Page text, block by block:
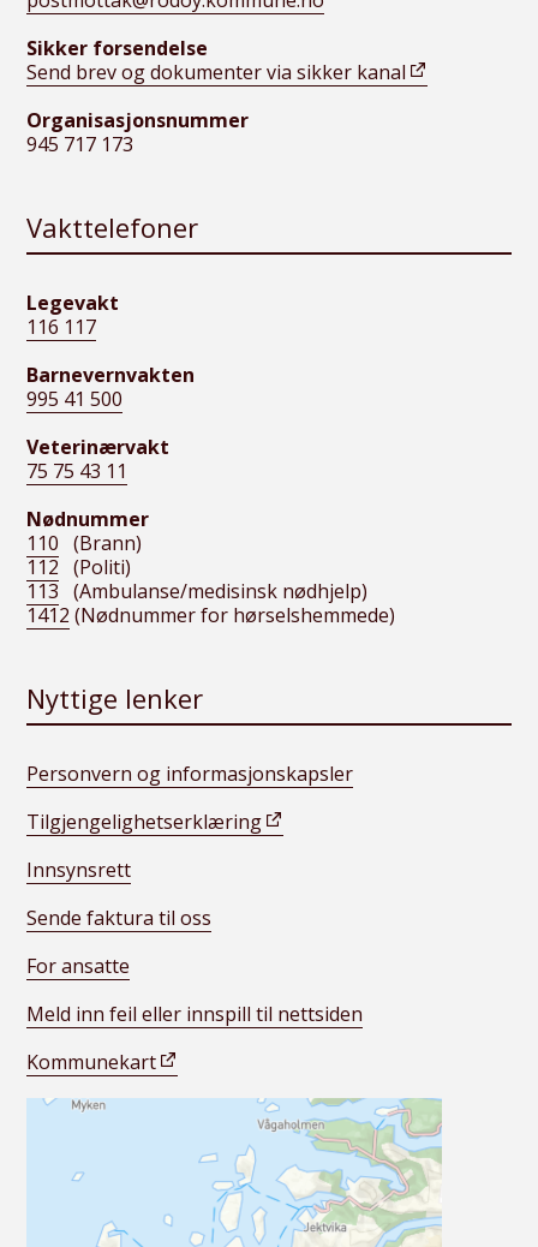
Sikker forsendelse
Send brev og dokumenter via sikker kanal
Organisasjonsnummer
945 717 173
Vakttelefoner
Legevakt
116 117
Barnevernvakten
995 41 500
Veterinærvakt
75 75 43 11
Nødnummer
110 (Brann)
112 (Politi)
113 (Ambulanse/medisinsk nødhjelp)
1412 (Nødnummer for hørselshemmede)
Nyttige lenker
Personvern og informasjonskapsler
Tilgjengelighetserklæring
Innsynsrett
Sende faktura til oss
For ansatte
Meld inn feil eller innspill til nettsiden
Kommunekart